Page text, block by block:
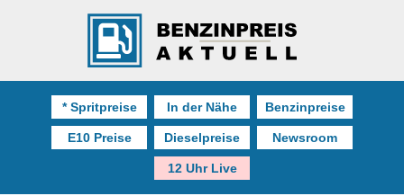
* Spritpreise In der Nähe Benzinpreise
E10 Preise Dieselpreise Newsroom
12 Uhr Live